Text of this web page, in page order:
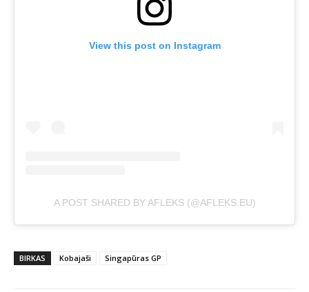
View this post on Instagram
A POST SHARED BY AFLEKS (@AFLEKS.EU)
BIRKAS Kobajaši Singapūras GP